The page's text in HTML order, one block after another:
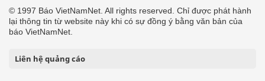
© 1997 Báo VietNamNet. All rights reserved. Chỉ được phát hành
lại thông tin từ website này khi có sự đồng ý bằng văn bản của
báo VietNamNet.
Liên hệ quảng cáo